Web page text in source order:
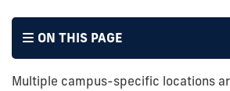
ON THIS PAGE
Multiple campus-specific locations